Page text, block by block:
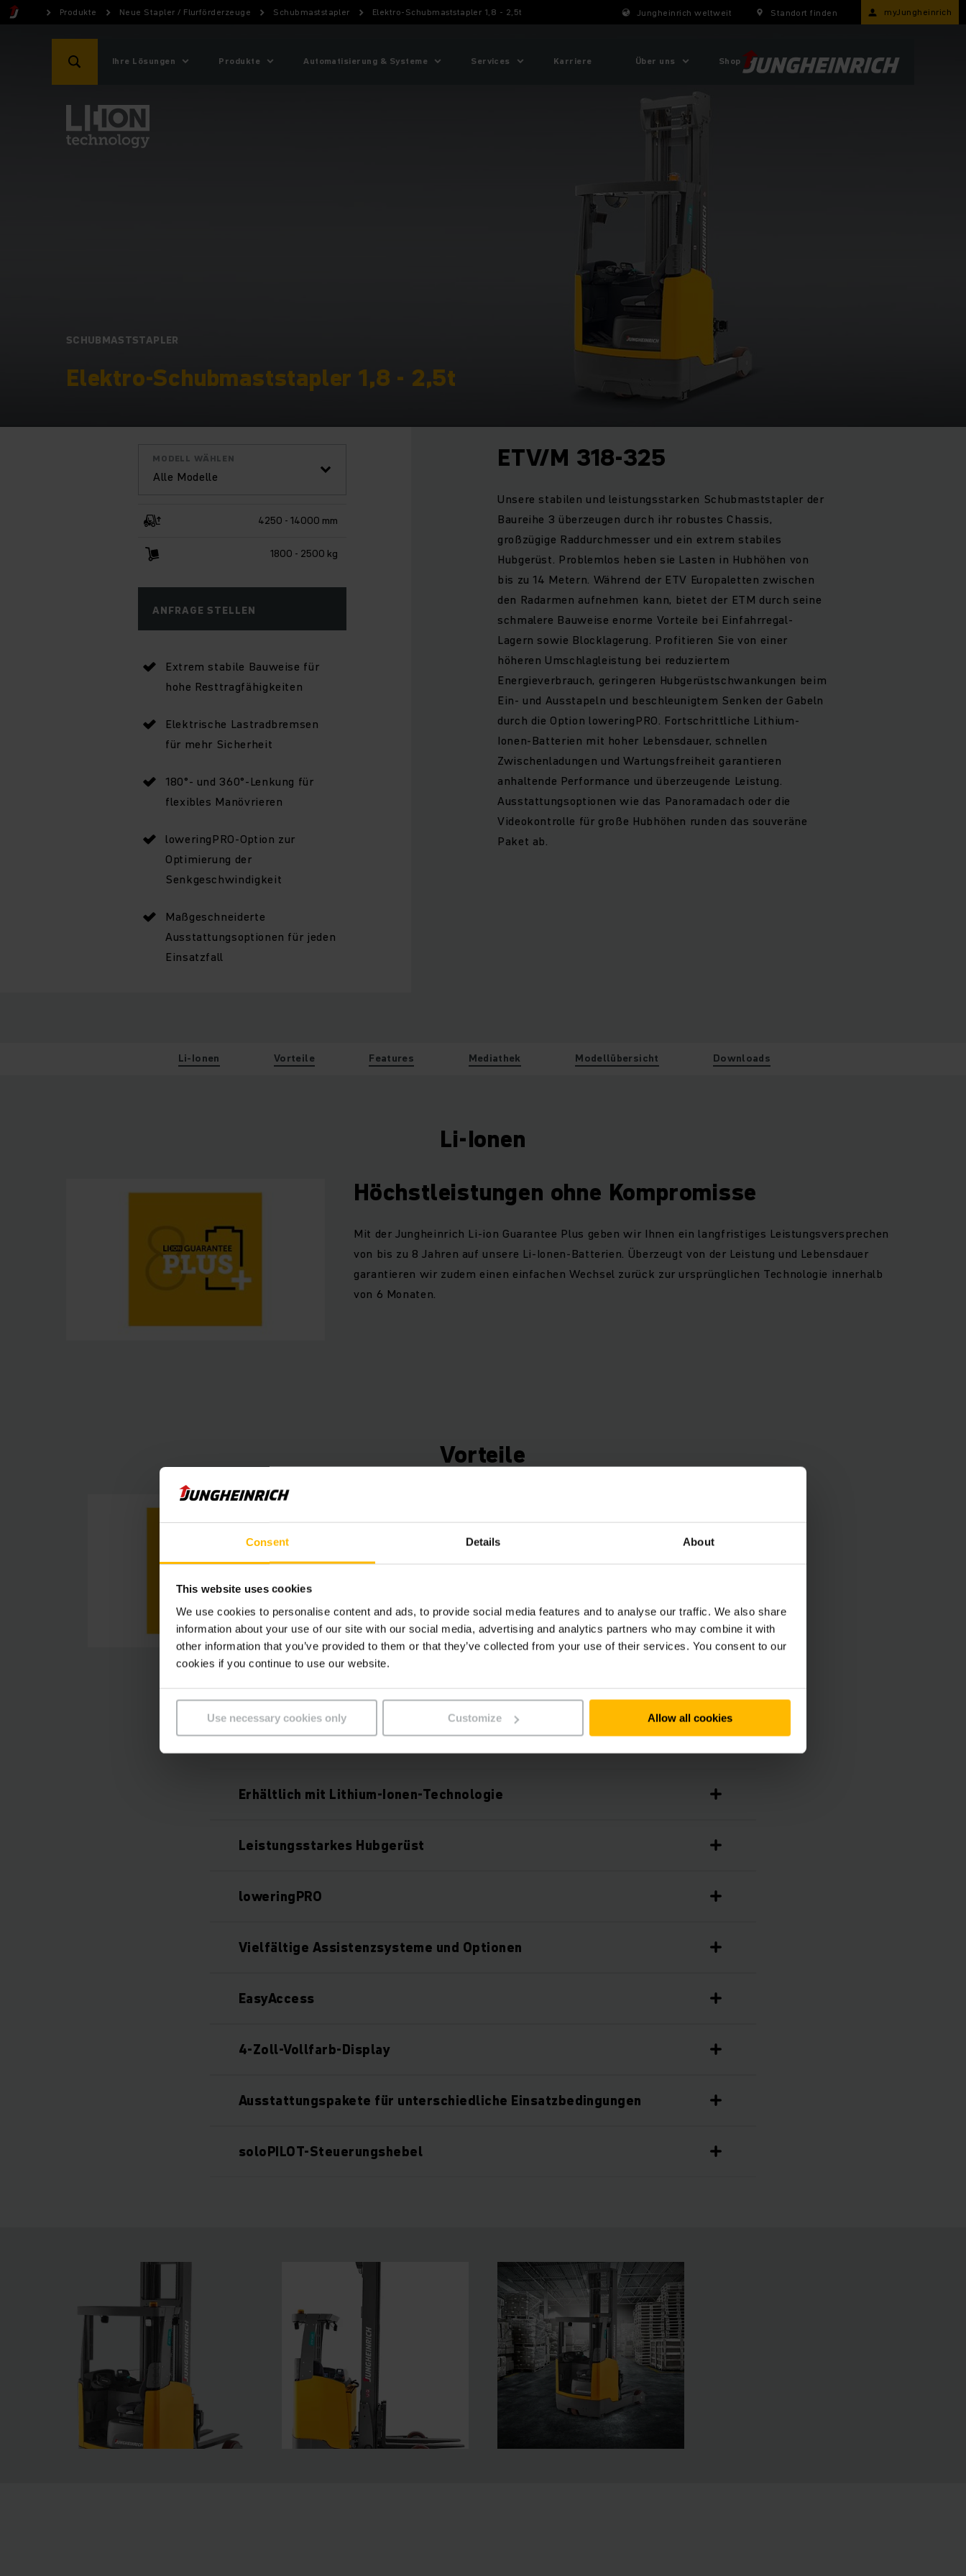
Consent Details About
This website uses cookies
We use cookies to personalise content and ads, to provide social media features and to analyse our traffic. We also share
information about your use of our site with our social media, advertising and analytics partners who may combine it with
other information that you’ve provided to them or that they’ve collected from your use of their services. You consent to our
cookies if you continue to use our website.
Use necessary cookies only Customize Allow all cookies
Produkte Neue Stapler / Flurförderzeuge Schubmaststapler Elektro-Schubmaststapler 1,8 - 2,5t Jungheinrich weltweit Standort finden myJungheinrich
Ihre Lösungen Produkte Automatisierung & Systeme Services Karriere Über uns Shop
SCHUBMASTSTAPLER
Elektro-Schubmaststapler 1,8 - 2,5t
Alle Modelle
MODELL WÄHLEN
4250 - 14000 mm
1800 - 2500 kg
ANFRAGE STELLEN
Extrem stabile Bauweise für
hohe Resttragfähigkeiten
Elektrische Lastradbremsen
für mehr Sicherheit
180°- und 360°-Lenkung für
flexibles Manövrieren
loweringPRO-Option zur
Optimierung der
Senkgeschwindigkeit
Maßgeschneiderte
Ausstattungsoptionen für jeden
Einsatzfall
ETV/M 318-325
Unsere stabilen und leistungsstarken Schubmaststapler der
Baureihe 3 überzeugen durch ihr robustes Chassis,
großzügige Raddurchmesser und ein extrem stabiles
Hubgerüst. Problemlos heben sie Lasten in Hubhöhen von
bis zu 14 Metern. Während der ETV Europaletten zwischen
den Radarmen aufnehmen kann, bietet der ETM durch seine
schmalere Bauweise enorme Vorteile bei Einfahrregal-
Lagern sowie Blocklagerung. Profitieren Sie von einer
höheren Umschlagleistung bei reduziertem
Energieverbrauch, geringeren Hubgerüstschwankungen beim
Ein- und Ausstapeln und beschleunigtem Senken der Gabeln
durch die Option loweringPRO. Fortschrittliche Lithium-
Ionen-Batterien mit hoher Lebensdauer, schnellen
Zwischenladungen und Wartungsfreiheit garantieren
anhaltende Performance und überzeugende Leistung.
Ausstattungsoptionen wie das Panoramadach oder die
Videokontrolle für große Hubhöhen runden das souveräne
Paket ab.
Li-Ionen Vorteile Features Mediathek Modellübersicht Downloads
Li-Ionen
Höchstleistungen ohne Kompromisse
Mit der Jungheinrich Li-ion Guarantee Plus geben wir Ihnen ein langfristiges Leistungsversprechen
von bis zu 8 Jahren auf unsere Li-Ionen-Batterien. Überzeugt von der Leistung und Lebensdauer
garantieren wir zudem einen einfachen Wechsel zurück zur ursprünglichen Technologie innerhalb
von 6 Monaten.
Vorteile
Nutzen Sie die Daten Ihrer Fahrzeuge, um Zeit, Energie und Kosten zu
sparen sowie die Effizienz zu steigern. Mit unserer Telematikbox (ab
zur Verfügung, das flexibel um verschiedene Hard- und Software-
Komponenten erweitert werden kann.
Features
Erhältlich mit Lithium-Ionen-Technologie
Leistungsstarkes Hubgerüst
loweringPRO
Vielfältige Assistenzsysteme und Optionen
EasyAccess
4-Zoll-Vollfarb-Display
Ausstattungspakete für unterschiedliche Einsatzbedingungen
soloPILOT-Steuerungshebel